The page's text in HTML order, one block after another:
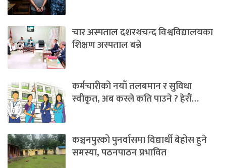
चार अस्पताल दशरथचन्द विश्वविद्यालयका
शिक्षण अस्पताल बन्ने
कर्मचारीको नयाँ तलबमान र सुविधा
स्वीकृत, अब कस्ले कति पाउने ? हेराैं…
कञ्चनपुरको पुनर्वासमा विद्यार्थी बेहोस हुने
समस्या, पठनपाठन प्रभावित